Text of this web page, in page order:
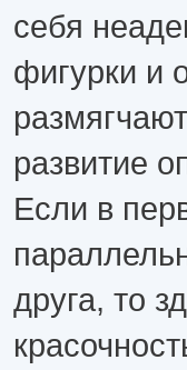
себя
фигурки и
развитие
Если в
друга, то